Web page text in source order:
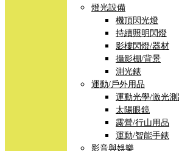
燈光設備
機頂閃光燈
持續照明閃燈
影樓閃燈/器材
攝影棚/背景
測光錶
運動/戶外用品
運動光學/激光
太陽眼鏡
露營/行山用品
運動/智能手錶
影音與娛樂